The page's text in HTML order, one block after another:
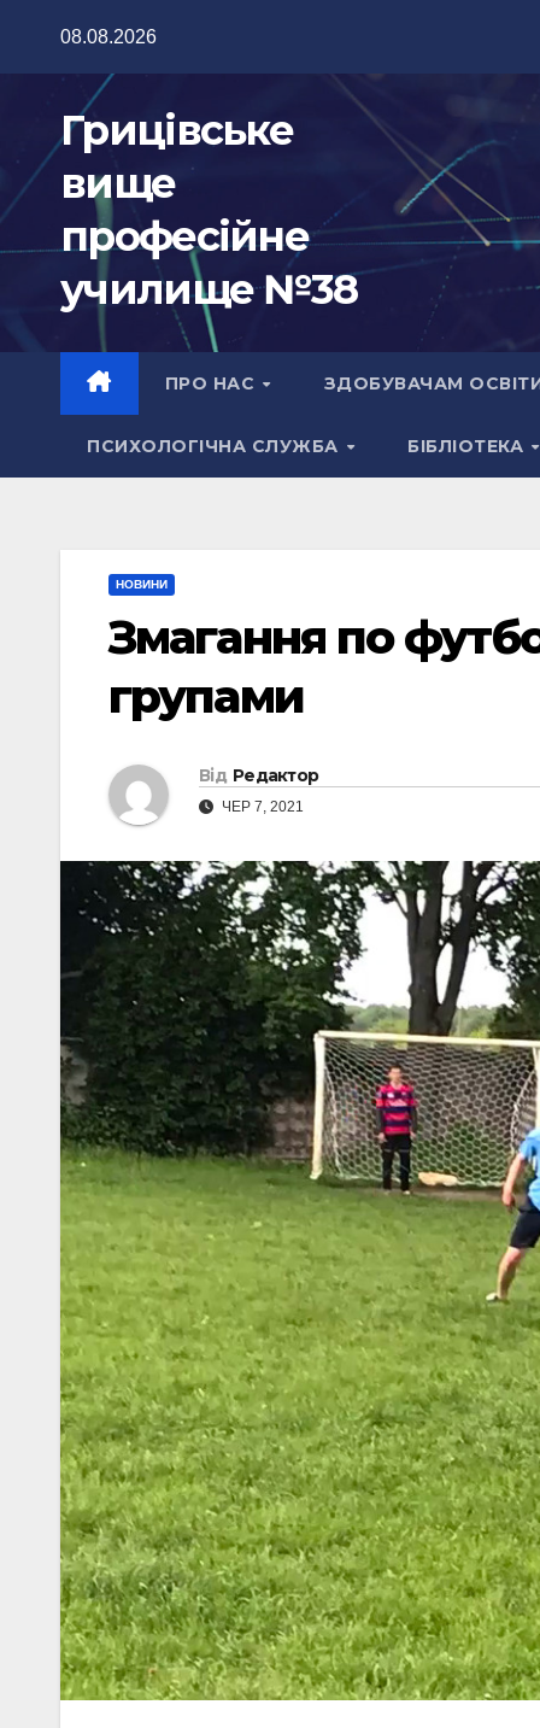
08.08.2026
Грицівське
вище
професійне
училище №38
ПРО НАС ЗДОБУВАЧАМ
ПСИХОЛОГІЧНА СЛУЖБА БІБЛІОТЕКА
НОВИНИ
Змагання по
групами
Від Редактор
ЧЕР 7, 2021